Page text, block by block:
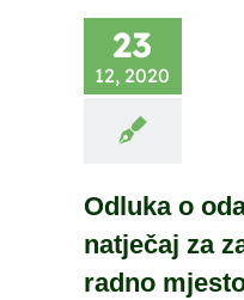
23
12, 2020
Odluka o
natječaj za
radno